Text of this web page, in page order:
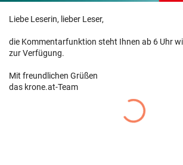
Liebe Leserin, lieber Leser,
die Kommentarfunktion steht Ihnen ab 6 Uhr
zur Verfügung.
Mit freundlichen Grüßen
das krone.at-Team